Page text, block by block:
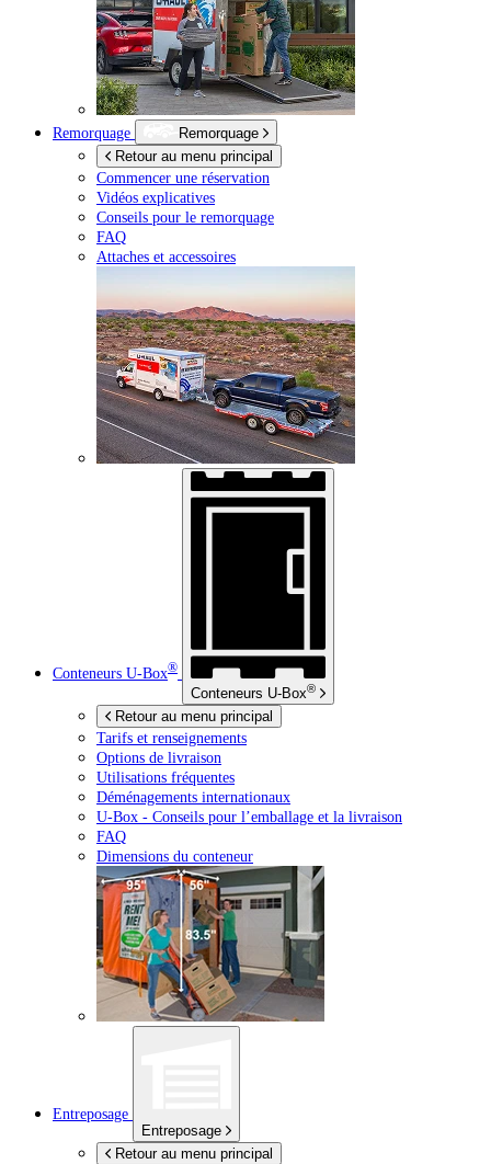
Remorquage
Remorquage
Retour au menu principal
Commencer une réservation
Vidéos explicatives
Conseils pour le remorquage
FAQ
Attaches et accessoires
Conteneurs U-Box®
Conteneurs U-Box®
Retour au menu principal
Tarifs et renseignements
Options de livraison
Utilisations fréquentes
Déménagements internationaux
U-Box - Conseils pour l’emballage et la livraison
FAQ
Dimensions du conteneur
Entreposage
Entreposage
Retour au menu principal